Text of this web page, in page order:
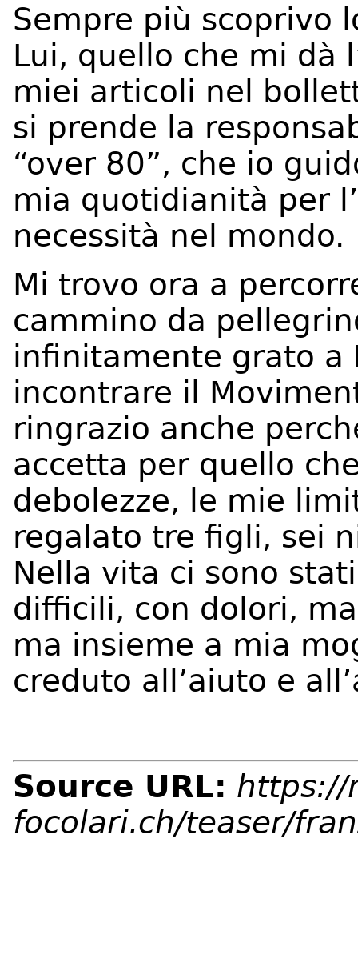
Sempre più scoprivo
Lui, quello che mi dà
miei articoli nel
si prende la
“over 80”, che io
mia quotidianità per
necessità nel mondo.
Mi trovo ora a
cammino da
infinitamente grato a
incontrare il
ringrazio anche
accetta per quello
debolezze, le mie
regalato tre figli, sei
Nella vita ci sono
difficili, con dolori,
ma insieme a mia
creduto all’aiuto e
Source URL: https://
focolari.ch/teaser/